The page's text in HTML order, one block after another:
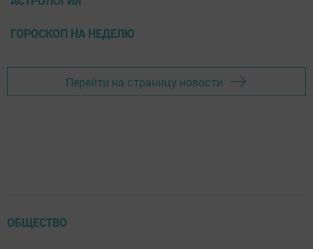
ГОРОСКОП НА НЕДЕЛЮ
Перейти на страницу новости
ОБЩЕСТВО